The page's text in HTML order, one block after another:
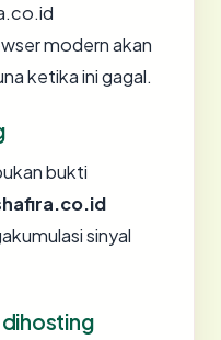
modern akan
ketika ini gagal.
bukti
sinyal
dihosting